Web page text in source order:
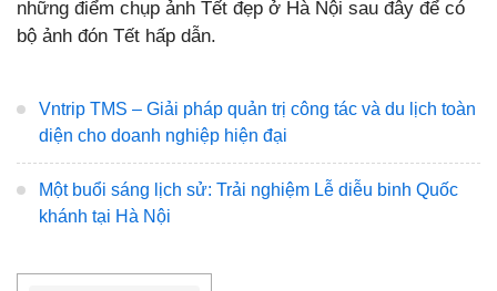
những điểm chụp ảnh Tết đẹp ở Hà Nội sau đây để có
bộ ảnh đón Tết hấp dẫn.
Vntrip TMS – Giải pháp quản trị công tác và du lịch toàn
diện cho doanh nghiệp hiện đại
Một buổi sáng lịch sử: Trải nghiệm Lễ diễu binh Quốc
khánh tại Hà Nội